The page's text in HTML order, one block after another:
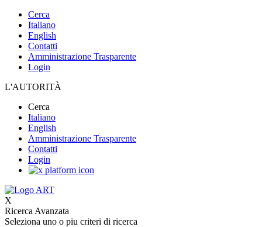
Cerca
Italiano
English
Contatti
Amministrazione Trasparente
Login
L'AUTORITÀ
Cerca
Italiano
English
Amministrazione Trasparente
Contatti
Login
X
Ricerca Avanzata
Seleziona uno o piu criteri di ricerca